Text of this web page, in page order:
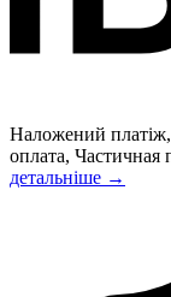
Наложений
оплата, Частичная
детальніше →